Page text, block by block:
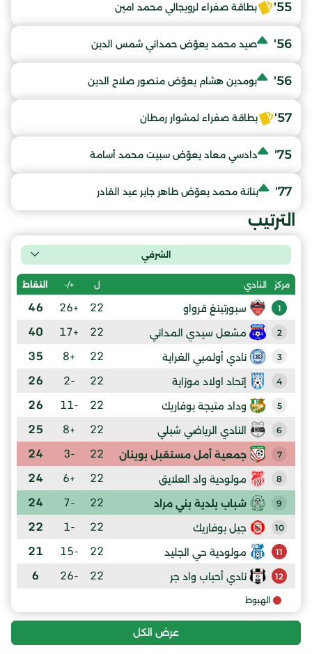
55' بطاقة صفراء لرويجالي محمد امين
56' صيد محمد يعوّض حمداني شمس الدين
56' بومدين هشام يعوّض منصور صلاح الدين
57' بطاقة صفراء لمشوار رمطان
75' دادسي معاد يعوّض سبيت محمد أسامة
77' بنانة محمد يعوّض طاهر جابر عبد القادر
الترتيب
الشرفي
مركز النادي ل +/- النقاط
1 سبورتينغ قرواو 22
+26
46
2 مشعل سيدي المداني 22
+17
40
3 نادي أولمبي الغرابة 22
+8
35
4 إتحاد اولاد موزاية 22
-2
26
5 وداد متيجة بوفاريك 22
-11
26
6 النادي الرياضي شبلي 22
+8
25
7 جمعية أمل مستقبل بوينان 22
-3
24
8 مولودية واد العلايق 22
+6
24
9 شباب بلدية بني مراد 22
-7
24
10 جيل بوفاريك 22
-1
22
11 مولودية حي الجليد 22
-15
21
12 نادي أحباب واد جر 22
-26
6
الهبوط
عرض الكل